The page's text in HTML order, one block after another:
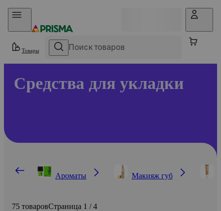
Прыгать в контент
Товары
Средства для укладки
Ароматы Макияж губ
75 товаровСтраница 1 / 4